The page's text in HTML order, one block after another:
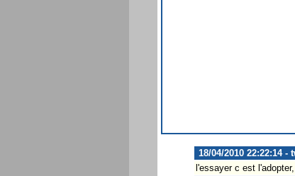
18/04/2010 22:22:14 -
l'essayer c est